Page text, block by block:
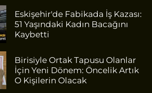
Eskişehir'de Fabikada İş Kazası:
51 Yaşındaki Kadın Bacağını
Kaybetti
Birisiyle Ortak Tapusu Olanlar
İçin Yeni Dönem: Öncelik Artık
O Kişilerin Olacak